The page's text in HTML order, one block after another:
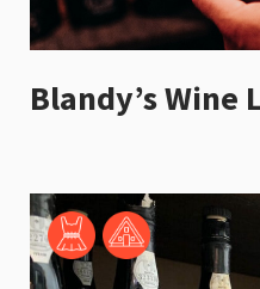
Blandy’s Wine